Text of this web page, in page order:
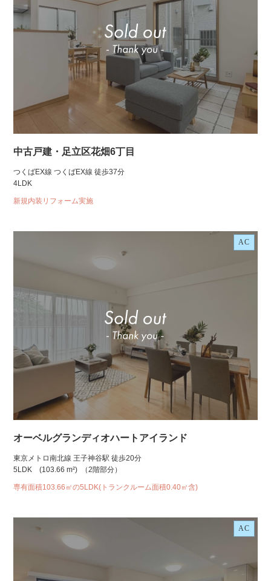
中古戸建・足立区花畑6丁目
つくばEX線 つくばEX線 徒歩37分
4LDK
新規内装リフォーム実施
AC
オーベルグランディオハートアイランド
東京メトロ南北線 王子神谷駅 徒歩20分
5LDK
(103.66 m²) （2階部分）
専有面積103.66㎡の5LDK(トランクルーム面積0.40㎡含)
AC